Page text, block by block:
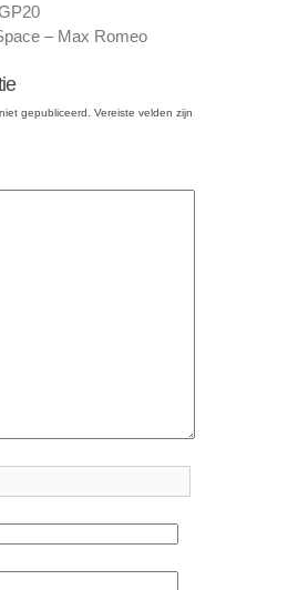
– Max Romeo
gepubliceerd. Vereiste velden zijn